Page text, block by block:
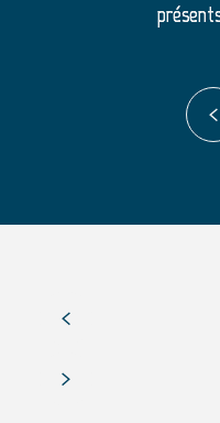
Es handelt sich
Wochenende